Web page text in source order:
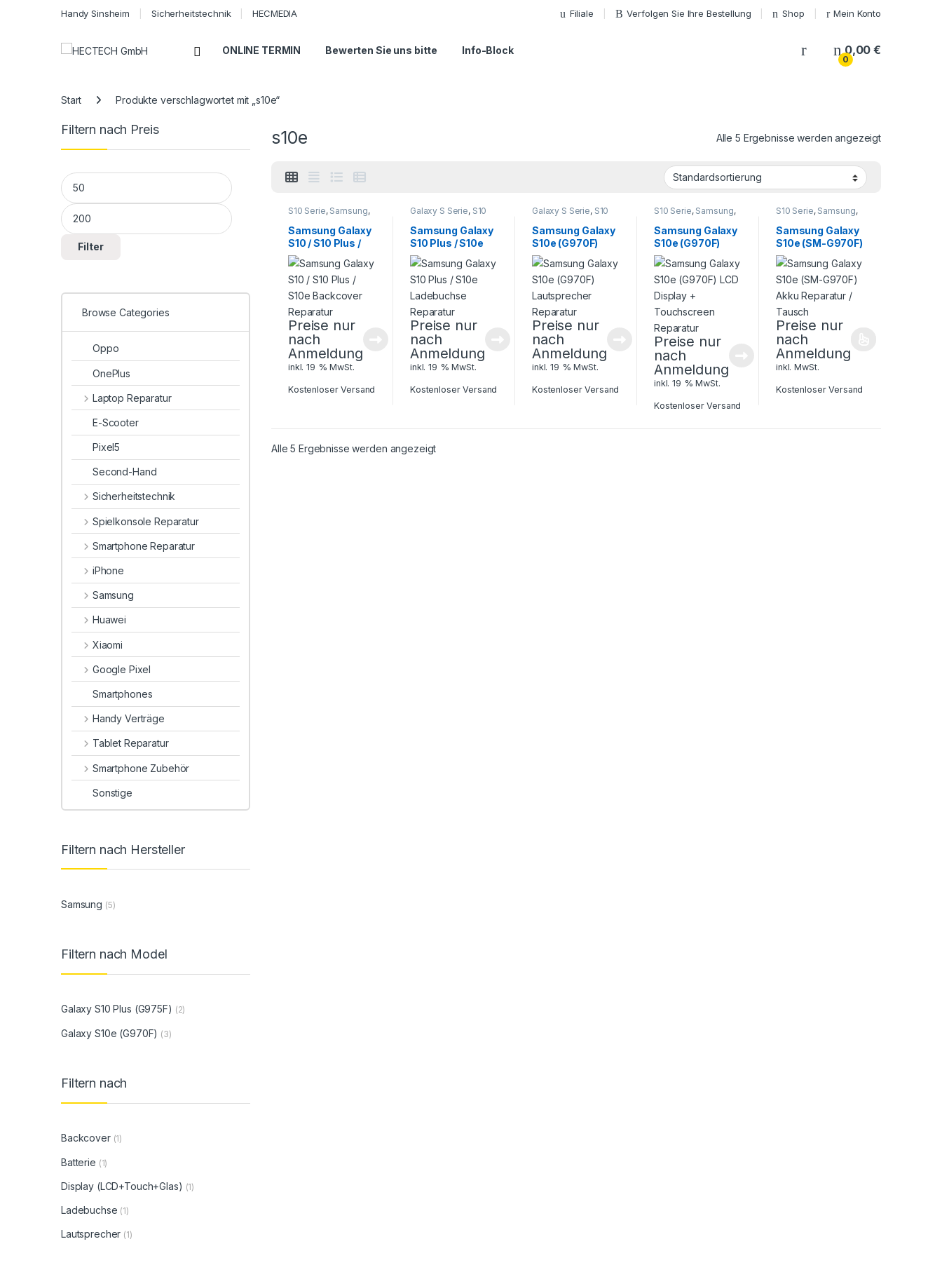
Handy Sinsheim Sicherheitstechnik HECMEDIA Filiale Verfolgen Sie Ihre Bestellung Shop Mein Konto
Open ONLINE TERMIN Bewerten Sie uns bitte Info-Block My Account
0
0,00€
Start Produkte verschlagwortet mit „s10e“
s10e Alle 5 Ergebnisse werden angezeigt
S10 Serie, Samsung,
Reparatur
Samsung Galaxy
S10 / S10 Plus /
S10e Backcover
Reparatur
Preise nur
nach
Anmeldung
inkl. 19 % MwSt.
Kostenloser Versand
Galaxy S Serie, S10
,
Smartphone
Reparatur
Samsung Galaxy
S10 Plus / S10e
Ladebuchse
Reparatur
Preise nur
nach
Anmeldung
inkl. 19 % MwSt.
Kostenloser Versand
Galaxy S Serie, S10
,
Smartphone
Reparatur
Samsung Galaxy
S10e (G970F)
Lautsprecher
Reparatur
Preise nur
nach
Anmeldung
inkl. 19 % MwSt.
Kostenloser Versand
S10 Serie, Samsung,
Reparatur
Samsung Galaxy
S10e (G970F)
LCD Display +
Touchscreen
Reparatur
Preise nur
nach
Anmeldung
inkl. 19 % MwSt.
Kostenloser Versand
S10 Serie, Samsung,
Reparatur
Samsung Galaxy
S10e (SM-G970F)
Akku Reparatur /
Tausch
Preise nur
nach
Anmeldung
inkl. MwSt.
Kostenloser Versand
Alle 5 Ergebnisse werden angezeigt
Filtern nach Preis
Min. Preis
Max. Preis
Filter
Browse Categories
Oppo
OnePlus
Laptop Reparatur
E-Scooter
Pixel5
Second-Hand
Sicherheitstechnik
Spielkonsole Reparatur
Smartphone Reparatur
iPhone
Samsung
Huawei
Xiaomi
Google Pixel
Smartphones
Handy Verträge
Tablet Reparatur
Smartphone Zubehör
Sonstige
Filtern nach Hersteller
Samsung (5)
Filtern nach Model
Galaxy S10 Plus (G975F) (2)
Galaxy S10e (G970F) (3)
Filtern nach
Backcover (1)
Batterie (1)
Display (LCD+Touch+Glas) (1)
Ladebuchse (1)
Lautsprecher (1)